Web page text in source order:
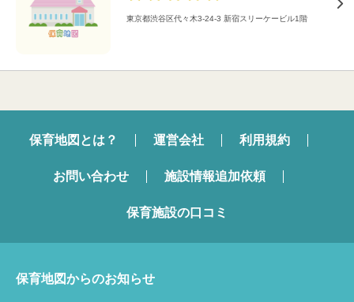
東京都渋谷区代々木3-24-3 新宿スリーケービル1階
保育地図とは？ 運営会社 利用規約
お問い合わせ 施設情報追加依頼
保育施設の口コミ
保育地図からのお知らせ